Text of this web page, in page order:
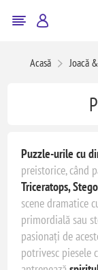
Acasă Joacă
Puzzle-urile cu
preistorice, când
Triceratops,
scene dramatice
primordială sau
pasionați de
potrivesc piesele